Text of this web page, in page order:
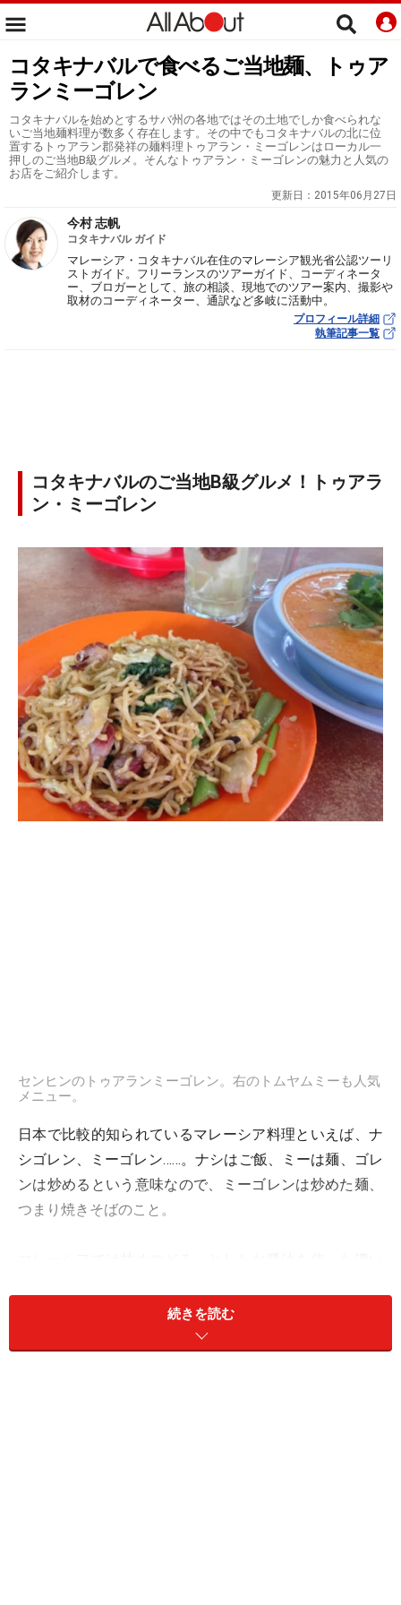
コタキナバルで食べるご当地麺、トゥア
ランミーゴレン
コタキナバルを始めとするサバ州の各地ではその土地でしか食べられな
いご当地麺料理が数多く存在します。その中でもコタキナバルの北に位
置するトゥアラン郡発祥の麺料理トゥアラン・ミーゴレンはローカル一
押しのご当地B級グルメ。そんなトゥアラン・ミーゴレンの魅力と人気の
お店をご紹介します。
更新日： 2015年06月27日
今村 志帆
コタキナバル ガイド
マレーシア・コタキナバル在住のマレーシア観光省公認ツーリ
ストガイド。フリーランスのツアーガイド、コーディネータ
ー、ブロガーとして、旅の相談、現地でのツアー案内、撮影や
取材のコーディネーター、通訳など多岐に活動中。
プロフィール詳細
執筆記事一覧
コタキナバルのご当地B級グルメ！トゥアラ
ン・ミーゴレン
センヒンのトゥアランミーゴレン。右のトムヤムミーも人気
メニュー。
日本で比較的知られているマレーシア料理といえば、ナ
シゴレン、ミーゴレン……。ナシはご飯、ミーは麺、ゴレ
ンは炒めるという意味なので、ミーゴレンは炒めた麺、
つまり焼きそばのこと。
は一味違った「トゥアラン・ミーゴレン」という黄金色
続きを読む